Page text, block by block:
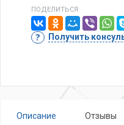
ПОДЕЛИТЬСЯ:
Получить
Описание Отзывы